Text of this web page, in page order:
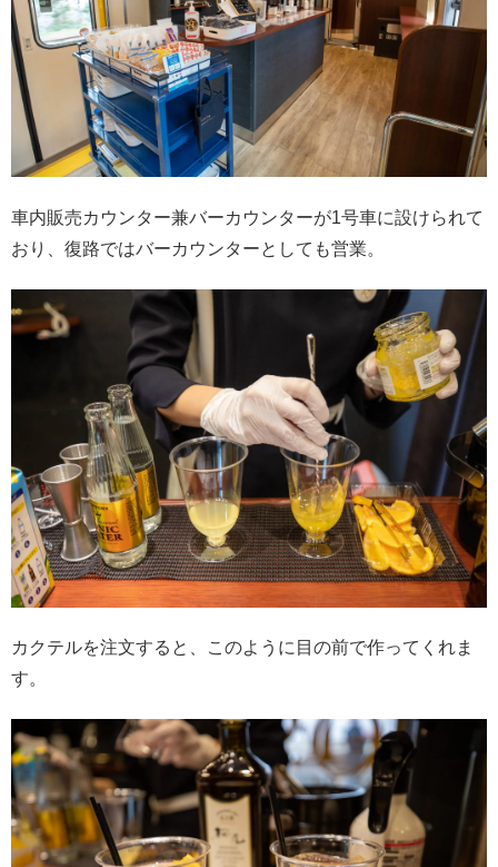
車内販売カウンター兼バーカウンターが1号車に設けられて
おり、復路ではバーカウンターとしても営業。
カクテルを注文すると、このように目の前で作ってくれま
す。